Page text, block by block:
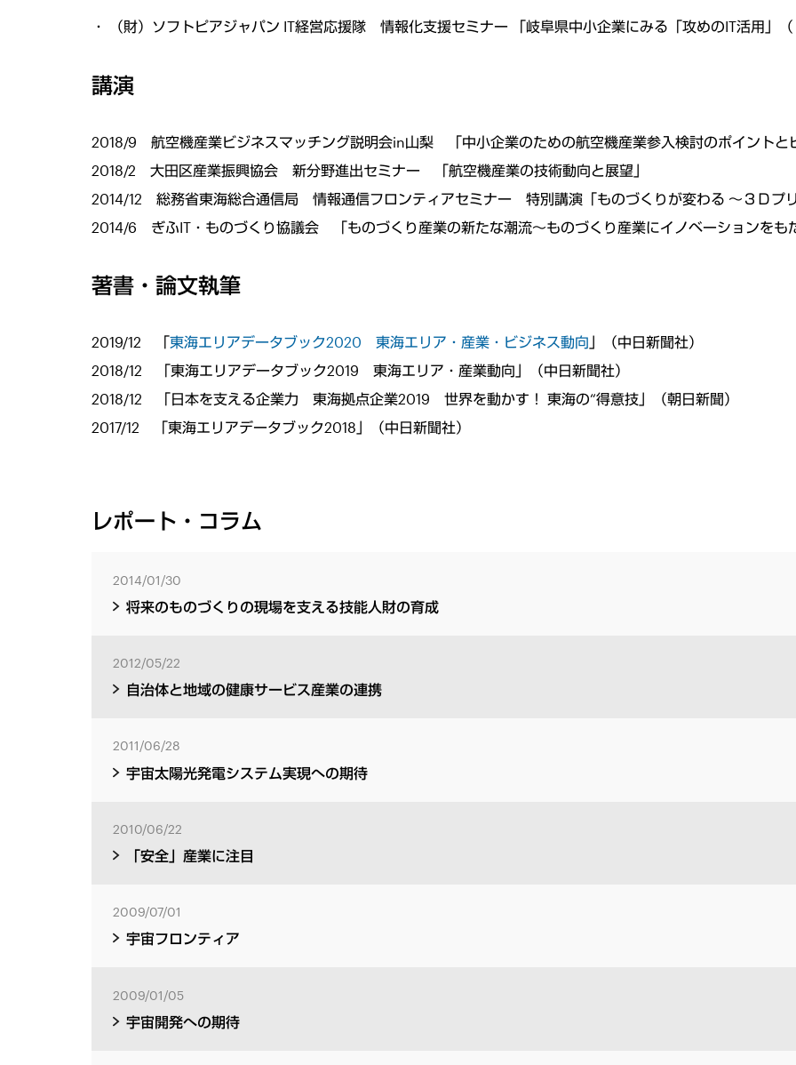
（財）ソフトピアジャパン IT経営応援隊 情報化支援セミナー 「岐阜県中小企業にみる「攻めのIT活用」
講演
2018/9 航空機産業ビジネスマッチング説明会in山梨 「中小企業のための航空機産業参入検討のポイントと
2018/2 大田区産業振興協会 新分野進出セミナー 「航空機産業の技術動向と展望」
2014/12 総務省東海総合通信局 情報通信フロンティアセミナー 特別講演「ものづくりが変わる ～３Ｄプ
2014/6 ぎふIT・ものづくり協議会 「ものづくり産業の新たな潮流～ものづくり産業にイノベーションをも
著書・論文執筆
2019/12 「東海エリアデータブック2020 東海エリア・産業・ビジネス動向 」（中日新聞社）
2018/12 「東海エリアデータブック2019 東海エリア・産業動向」（中日新聞社）
2018/12 「日本を支える企業力 東海拠点企業2019 世界を動かす！ 東海の“得意技」（朝日新聞）
2017/12 「東海エリアデータブック2018」（中日新聞社）
レポート・コラム
2014/01/30
将来のものづくりの現場を支える技能人財の育成
2012/05/22
自治体と地域の健康サービス産業の連携
2011/06/28
宇宙太陽光発電システム実現への期待
2010/06/22
「安全」産業に注目
2009/07/01
宇宙フロンティア
2009/01/05
宇宙開発への期待